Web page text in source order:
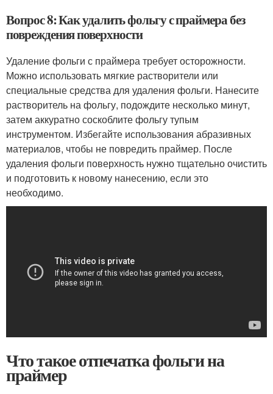
Вопрос 8: Как удалить фольгу с праймера без
повреждения поверхности
Удаление фольги с праймера требует осторожности.
Можно использовать мягкие растворители или
специальные средства для удаления фольги. Нанесите
растворитель на фольгу, подождите несколько минут,
затем аккуратно соскоблите фольгу тупым
инструментом. Избегайте использования абразивных
материалов, чтобы не повредить праймер. После
удаления фольги поверхность нужно тщательно очистить
и подготовить к новому нанесению, если это
необходимо.
Что такое отпечатка фольги на
праймер